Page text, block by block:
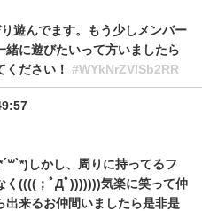
遊んでます。もう少しメンバー
緒に遊びたいって方いましたら
ください！ #WYkNrZVlSb2RR
しかし、周りに持ってるフ
く((((；ﾟДﾟ)))))))気楽に笑って仲
出来るお仲間いましたら是非是